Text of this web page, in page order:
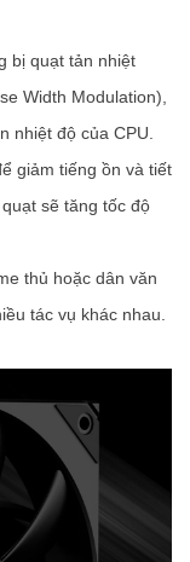
bị quạt tản nhiệt
Width Modulation),
nhiệt độ của CPU.
giảm tiếng ồn và tiết
sẽ tăng tốc độ
thủ hoặc dân văn
tác vụ khác nhau.